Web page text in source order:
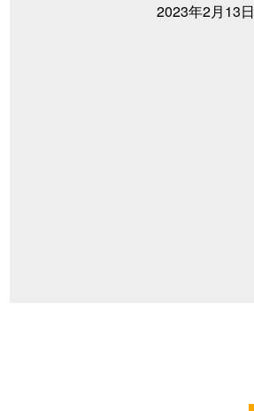
2023年2月13日